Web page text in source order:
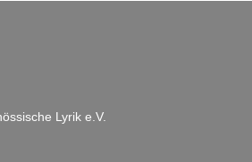
Lyrik e.V.